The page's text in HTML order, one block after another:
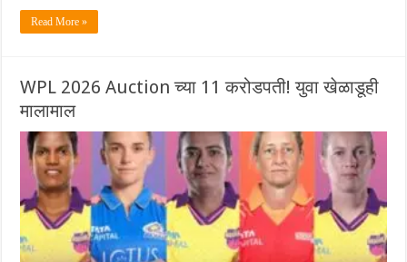
Read More »
WPL 2026 Auction च्या 11 करोडपती! युवा खेळाडूही
मालामाल